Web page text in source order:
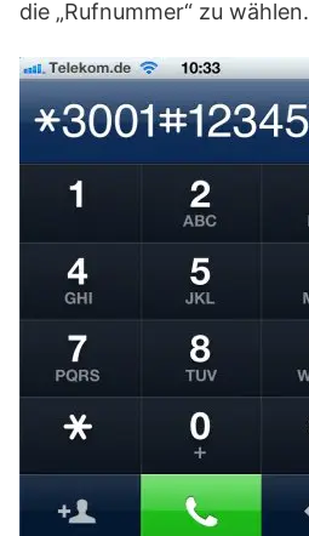
die „Rufnummer“ zu wählen.